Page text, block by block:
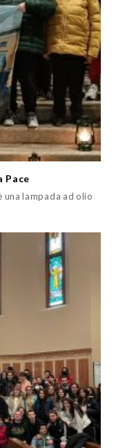
Pace
una lampada ad olio